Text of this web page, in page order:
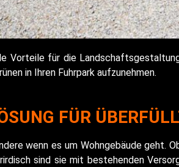
Vorteile für die
in Ihren Fuhrpark aufzunehmen.
FÜR
wenn es um Wohngebäude geht.
sind sie mit bestehenden